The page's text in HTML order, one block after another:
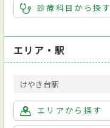
診療科目から探す
エリア・駅
けやき台駅
エリアから探す